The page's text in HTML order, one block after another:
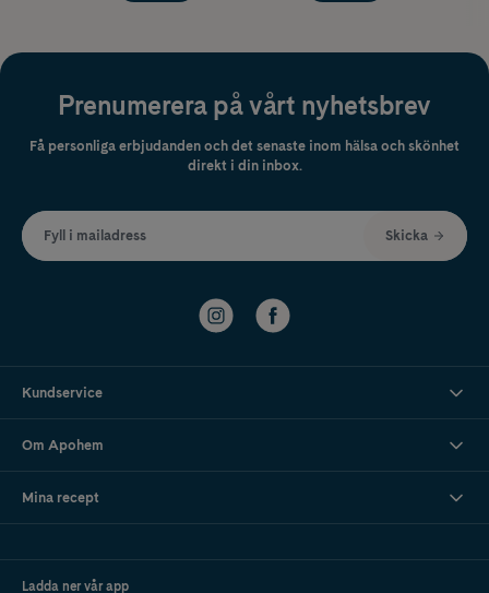
Prenumerera på vårt nyhetsbrev
Få personliga erbjudanden och det senaste inom hälsa och skönhet
direkt i din inbox.
Fyll i mailadress Skicka
Kundservice
Om Apohem
Mina recept
Ladda ner vår app